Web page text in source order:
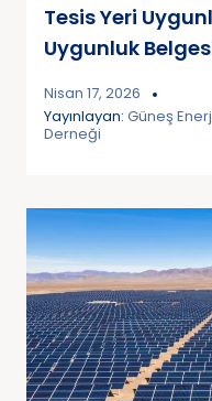
Tesis Yeri
Uygunluk
Nisan 17, 2026
Yayınlayan: Güneş
Derneği